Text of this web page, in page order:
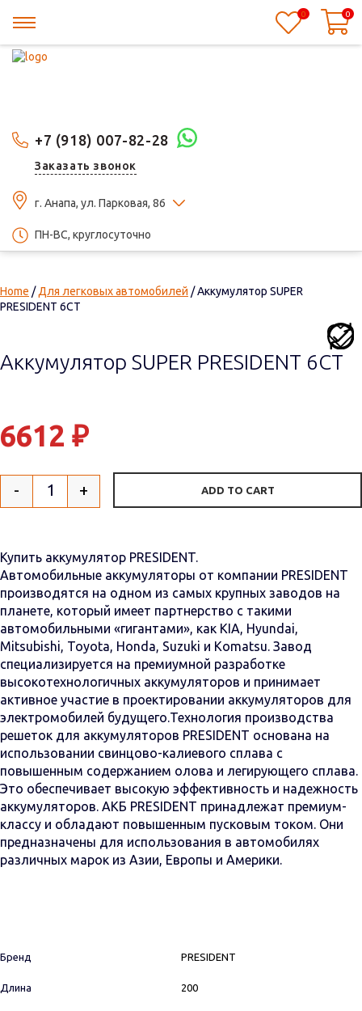
+7 (918) 007-82-28
Заказать звонок
г. Анапа, ул. Парковая, 86
ПН-ВС, круглосуточно
0 0
Home /Для легковых автомобилей / Аккумулятор SUPER
PRESIDENT 6СТ
Аккумулятор SUPER PRESIDENT 6СТ
6612 ₽
Quantity
- + ADD TO CART
Купить аккумулятор PRESIDENT.
Автомобильные аккумуляторы от компании PRESIDENT
производятся на одном из самых крупных заводов на
планете, который имеет партнерство с такими
автомобильными «гигантами», как KIA, Hyundai,
Mitsubishi, Toyota, Honda, Suzuki и Komatsu. Завод
специализируется на премиумной разработке
высокотехнологичных аккумуляторов и принимает
активное участие в проектировании аккумуляторов для
электромобилей будущего.Технология производства
решеток для аккумуляторов PRESIDENT основана на
использовании свинцово-калиевого сплава с
повышенным содержанием олова и легирующего сплава.
Это обеспечивает высокую эффективность и надежность
аккумуляторов. АКБ PRESIDENT принадлежат премиум-
классу и обладают повышенным пусковым током. Они
предназначены для использования в автомобилях
различных марок из Азии, Европы и Америки.
Бренд PRESIDENT
Длина 200